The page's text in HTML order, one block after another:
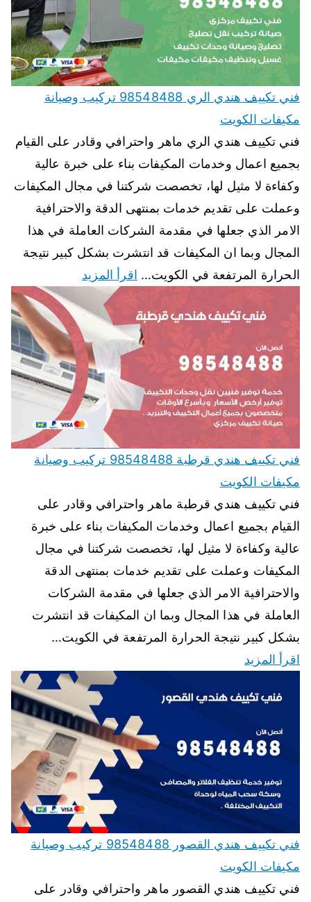
فني تكييف هندي الري 98548488 تركيب وصيانة
مكيفات الكويت
فني تكييف هندي الري ماهر واحترافي وقادر على القيام
بجميع اعمال وخدمات المكيفات بناء على خبرة عالية
وكفاءة لا مثيل لها، تخصصت شركتنا في مجال المكيفات
وعملت على تقديم خدمات بمنتهى الدقة والاحترافية
الامر الذي جعلها في مقدمة الشركات العاملة في هذا
المجال وبما ان المكيفات قد انتشرت بشكل كبير نتيجة
الحرارة المرتفعة في الكويت… اقرأ المزيد
فني تكييف هندي قرطبة 98548488 تركيب وصيانة
مكيفات الكويت
فني تكييف هندي قرطبة ماهر واحترافي وقادر على
القيام بجميع اعمال وخدمات المكيفات بناء على خبرة
عالية وكفاءة لا مثيل لها، تخصصت شركتنا في مجال
المكيفات وعملت على تقديم خدمات بمنتهى الدقة
والاحترافية الامر الذي جعلها في مقدمة الشركات
العاملة في هذا المجال وبما ان المكيفات قد انتشرت
بشكل كبير نتيجة الحرارة المرتفعة في الكويت…
اقرأ المزيد
فني تكييف هندي القصور 98548488 تركيب وصيانة
مكيفات الكويت
فني تكييف هندي القصور ماهر واحترافي وقادر على